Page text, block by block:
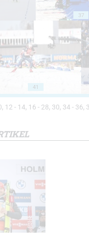
37
41
12 - 14, 16 - 28, 30, 34 -